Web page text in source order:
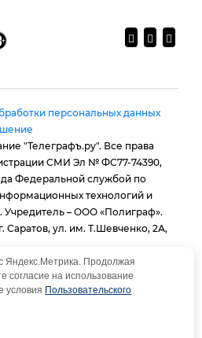
персональных данных
"Телеграфъ.ру". Все права
СМИ Эл № ФС77-74390,
Федеральной службой по
технологий и
– ООО «Полиграф».
Саратов, ул. им. Т.Шевченко, 2А,
Е. В.
сайта - гиперссылка
Яндекс.Метрика. Продолжая
согласие на использование
условия Пользовательского